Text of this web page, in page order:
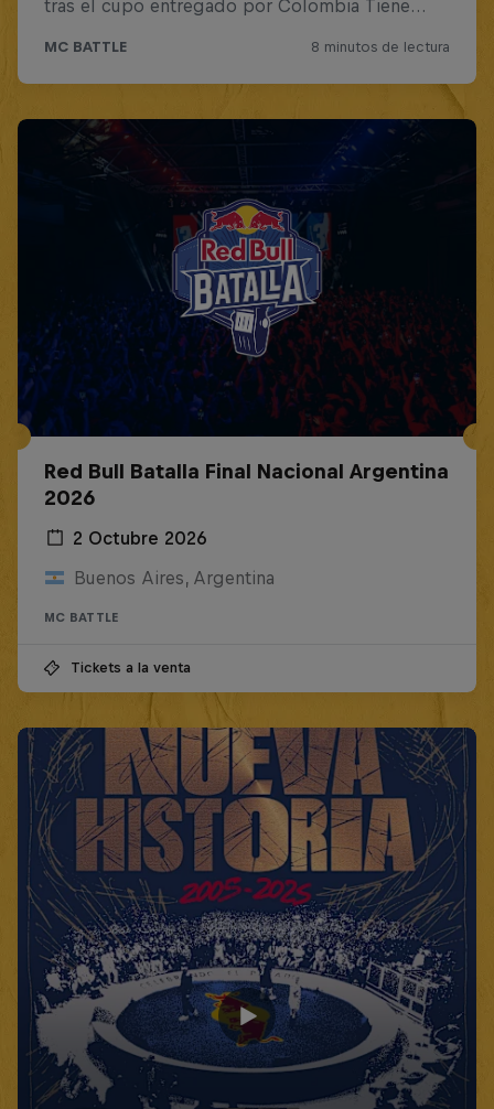
Red Bull Batalla Final Nacional Argentina
2026
2 Octubre 2026
Buenos Aires, Argentina
MC BATTLE
Tickets a la venta